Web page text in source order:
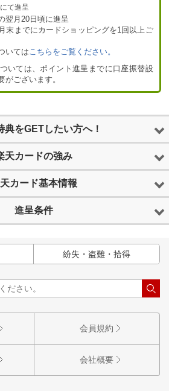
て進呈
翌月20日頃に進呈
末までにカードショッピングを1回以上ご
いてはこちらをご覧ください。
いては、ポイント進呈までに口座振替設
がございます。
典をGETしたい方へ！
天カードの強み
カード基本情報
進呈条件
紛失・盗難・拾得
会員規約
会社概要